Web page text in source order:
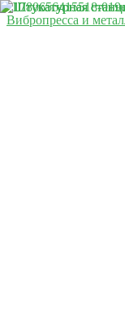
Вибропресса и